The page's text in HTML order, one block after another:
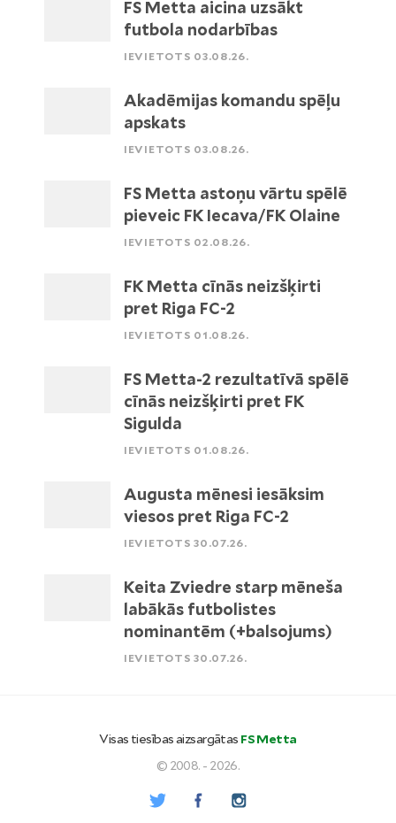
FS Metta aicina uzsākt
futbola nodarbības
IEVIETOTS 03.08.26.
Akadēmijas komandu spēļu
apskats
IEVIETOTS 03.08.26.
FS Metta astoņu vārtu spēlē
pieveic FK Iecava/FK Olaine
IEVIETOTS 02.08.26.
FK Metta cīnās neizšķirti
pret Riga FC-2
IEVIETOTS 01.08.26.
FS Metta-2 rezultatīvā spēlē
cīnās neizšķirti pret FK
Sigulda
IEVIETOTS 01.08.26.
Augusta mēnesi iesāksim
viesos pret Riga FC-2
IEVIETOTS 30.07.26.
Keita Zviedre starp mēneša
labākās futbolistes
nominantēm (+balsojums)
IEVIETOTS 30.07.26.
Visas tiesības aizsargātas FS Metta
© 2008. - 2026.